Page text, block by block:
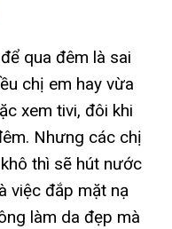
qua đêm là sai
chị em hay vừa
xem tivi, đôi khi
Nhưng các chị
thì sẽ hút nước
việc đắp mặt nạ
làm da đẹp mà